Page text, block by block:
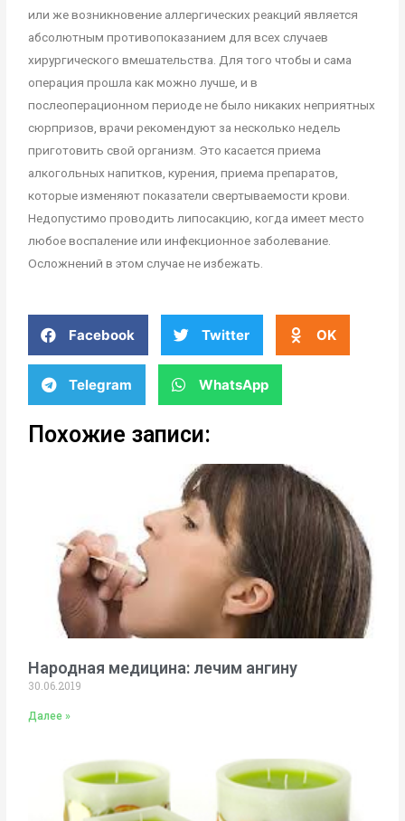
или же возникновение аллергических реакций является
абсолютным противопоказанием для всех случаев
хирургического вмешательства. Для того чтобы и сама
операция прошла как можно лучше, и в
послеоперационном периоде не было никаких неприятных
сюрпризов, врачи рекомендуют за несколько недель
приготовить свой организм. Это касается приема
алкогольных напитков, курения, приема препаратов,
которые изменяют показатели свертываемости крови.
Недопустимо проводить липосакцию, когда имеет место
любое воспаление или инфекционное заболевание.
Осложнений в этом случае не избежать.
Facebook Twitter OK
Telegram WhatsApp
Похожие записи:
Народная медицина: лечим ангину
30.06.2019
Далее »